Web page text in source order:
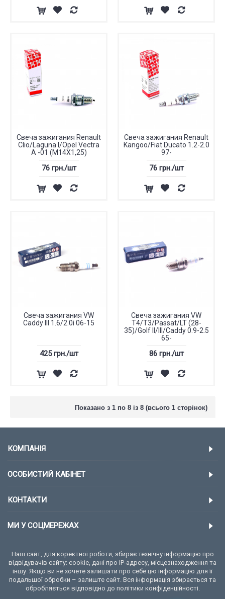
Свеча зажигания Renault
Clio/Laguna I/Opel Vectra
A -01 (M14X1,25)
76 грн./шт
Свеча зажигания Renault
Kangoo/Fiat Ducato 1.2-2.0
97-
76 грн./шт
Свеча зажигания VW
Caddy III 1.6/2.0i 06-15
425 грн./шт
Свеча зажигания VW
T4/T3/Passat/LT (28-
35)/Golf II/III/Caddy 0.9-2.5
65-
86 грн./шт
Показано з 1 по 8 із 8 (всього 1 сторінок)
КОМПАНІЯ
ОСОБИСТИЙ КАБІНЕТ
КОНТАКТИ
МИ У СОЦМЕРЕЖАХ
Наш сайт, для коректної роботи, збирає технічну інформацію про
відвідувачів сайту: cookie, дані про IP-адресу, місцезнаходження та
іншу. Якщо ви не хочете залишати про себе цю інформацію для її
подальшої обробки – залиште сайт. Вся інформація збирається та
обробляється відповідно до політики конфіденційності.